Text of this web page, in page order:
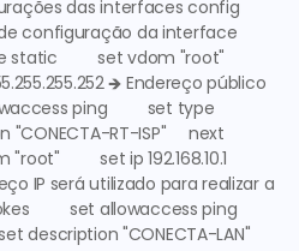
das interfaces config
configuração da interface
static         set vdom "root"
🡺 Endereço público
ping         set type
"CONECTA-RT-ISP"     next
set ip 192.168.10.1
IP será utilizado para realizar a
set allowaccess ping
description "CONECTA-LAN"